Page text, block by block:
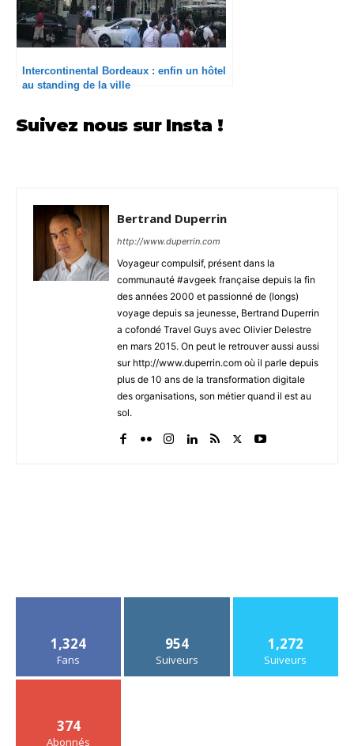
Intercontinental Bordeaux : enfin un hôtel
au standing de la ville
Suivez nous sur Insta !
Bertrand Duperrin
http://www.duperrin.com
Voyageur compulsif, présent dans la
communauté #avgeek française depuis la fin
des années 2000 et passionné de (longs)
voyage depuis sa jeunesse, Bertrand Duperrin
a cofondé Travel Guys avec Olivier Delestre
en mars 2015. On peut le retrouver aussi aussi
sur http://www.duperrin.com où il parle depuis
plus de 10 ans de la transformation digitale
des organisations, son métier quand il est au
sol.
1,324
Fans
954
Suiveurs
1,272
Suiveurs
374
Abonnés